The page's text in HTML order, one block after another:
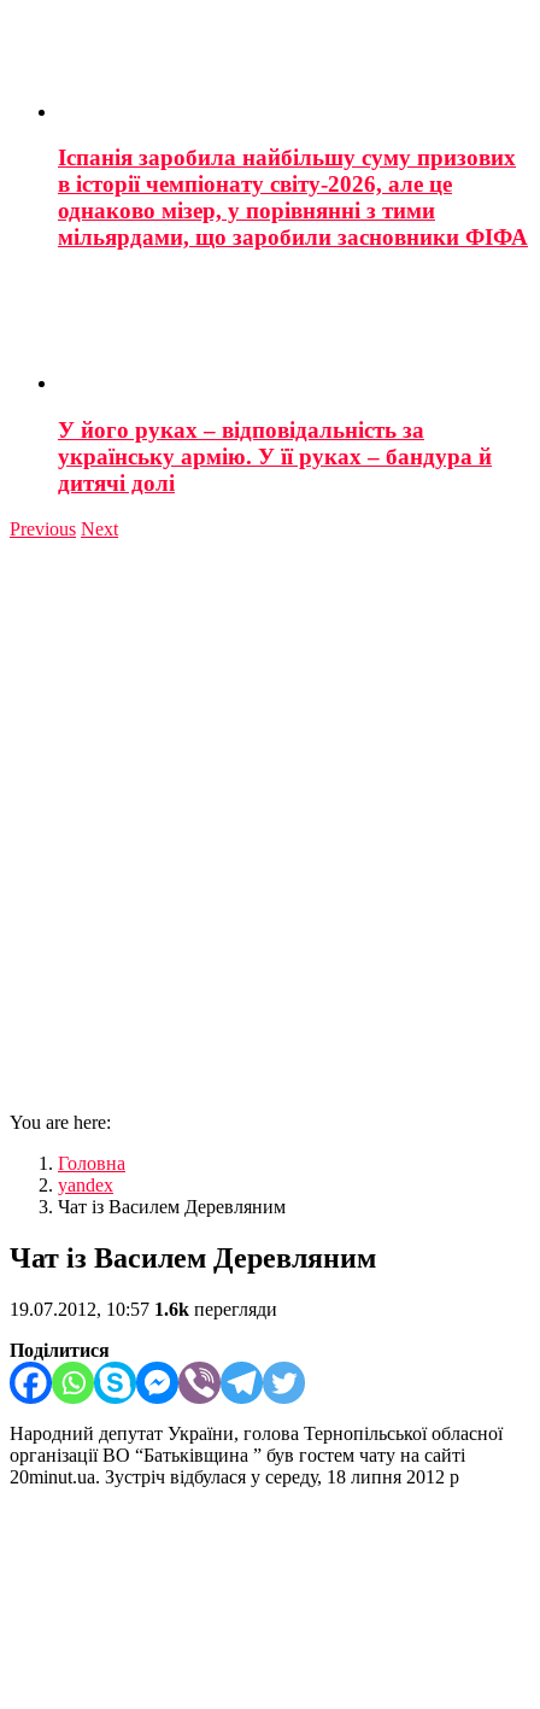
Іспанія заробила найбільшу суму призових
в історії чемпіонату світу-2026, але це
однаково мізер, у порівнянні з тими
мільярдами, що заробили засновники ФІФА
У його руках – відповідальність за
українську армію. У її руках – бандура й
дитячі долі
Previous Next
You are here:
Головна
yandex
Чат із Василем Деревляним
Чат із Василем Деревляним
19.07.2012, 10:57 1.6k перегляди
Поділитися
Народний депутат України, голова Тернопільської обласної
організації ВО “Батьківщина ” був гостем чату на сайті
20minut.ua. Зустріч відбулася у середу, 18 липня 2012 р